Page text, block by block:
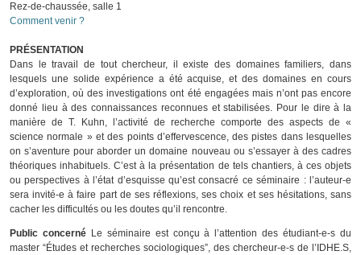
Rez-de-chaussée, salle 1
Comment venir ?
PRÉSENTATION
Dans le travail de tout chercheur, il existe des domaines familiers, dans
lesquels une solide expérience a été acquise, et des domaines en cours
d’exploration, où des investigations ont été engagées mais n’ont pas encore
donné lieu à des connaissances reconnues et stabilisées. Pour le dire à la
manière de T. Kuhn, l’activité de recherche comporte des aspects de «
science normale » et des points d’effervescence, des pistes dans lesquelles
on s’aventure pour aborder un domaine nouveau ou s’essayer à des cadres
théoriques inhabituels. C’est à la présentation de tels chantiers, à ces objets
ou perspectives à l’état d’esquisse qu’est consacré ce séminaire : l’auteur-e
sera invité-e à faire part de ses réflexions, ses choix et ses hésitations, sans
cacher les difficultés ou les doutes qu’il rencontre.
Public concerné Le séminaire est conçu à l’attention des étudiant-e-s du
master “Études et recherches sociologiques”, des chercheur-e-s de l’IDHE.S,